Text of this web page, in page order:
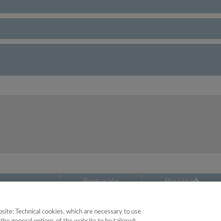
Puntuación Posición
25.10
Technical cookies, which are necessary to use